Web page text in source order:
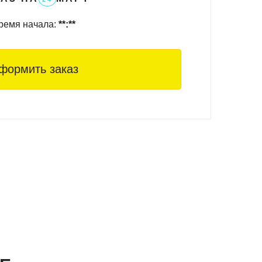
начала: **:**
заказ